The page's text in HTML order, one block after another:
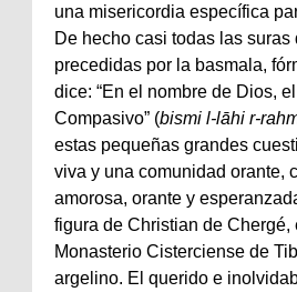
una misericordia específica
De hecho casi todas las suras
precedidas por la basmala,
dice: “En el nombre de Dios,
Compasivo” (bismi l-lāhi r-
estas pequeñas grandes
viva y una comunidad orante,
amorosa, orante y
figura de Christian de Chergé,
Monasterio Cisterciense de
argelino. El querido e